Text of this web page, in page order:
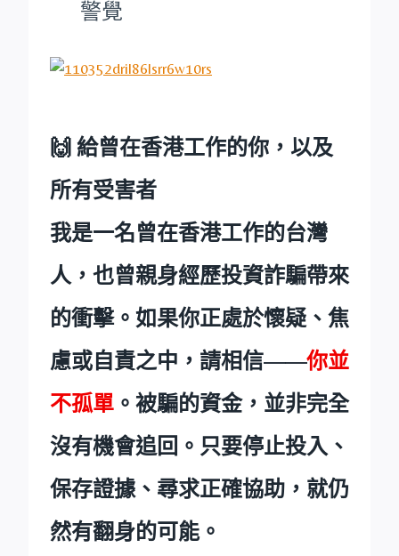
警覺
🙌 給曾在香港工作的你，以及
所有受害者
我是一名曾在香港工作的台灣
人，也曾親身經歷投資詐騙帶來
的衝擊。如果你正處於懷疑、焦
慮或自責之中，請相信——你並
不孤單 。被騙的資金，並非完全
沒有機會追回。只要停止投入、
保存證據、尋求正確協助，就仍
然有翻身的可能。